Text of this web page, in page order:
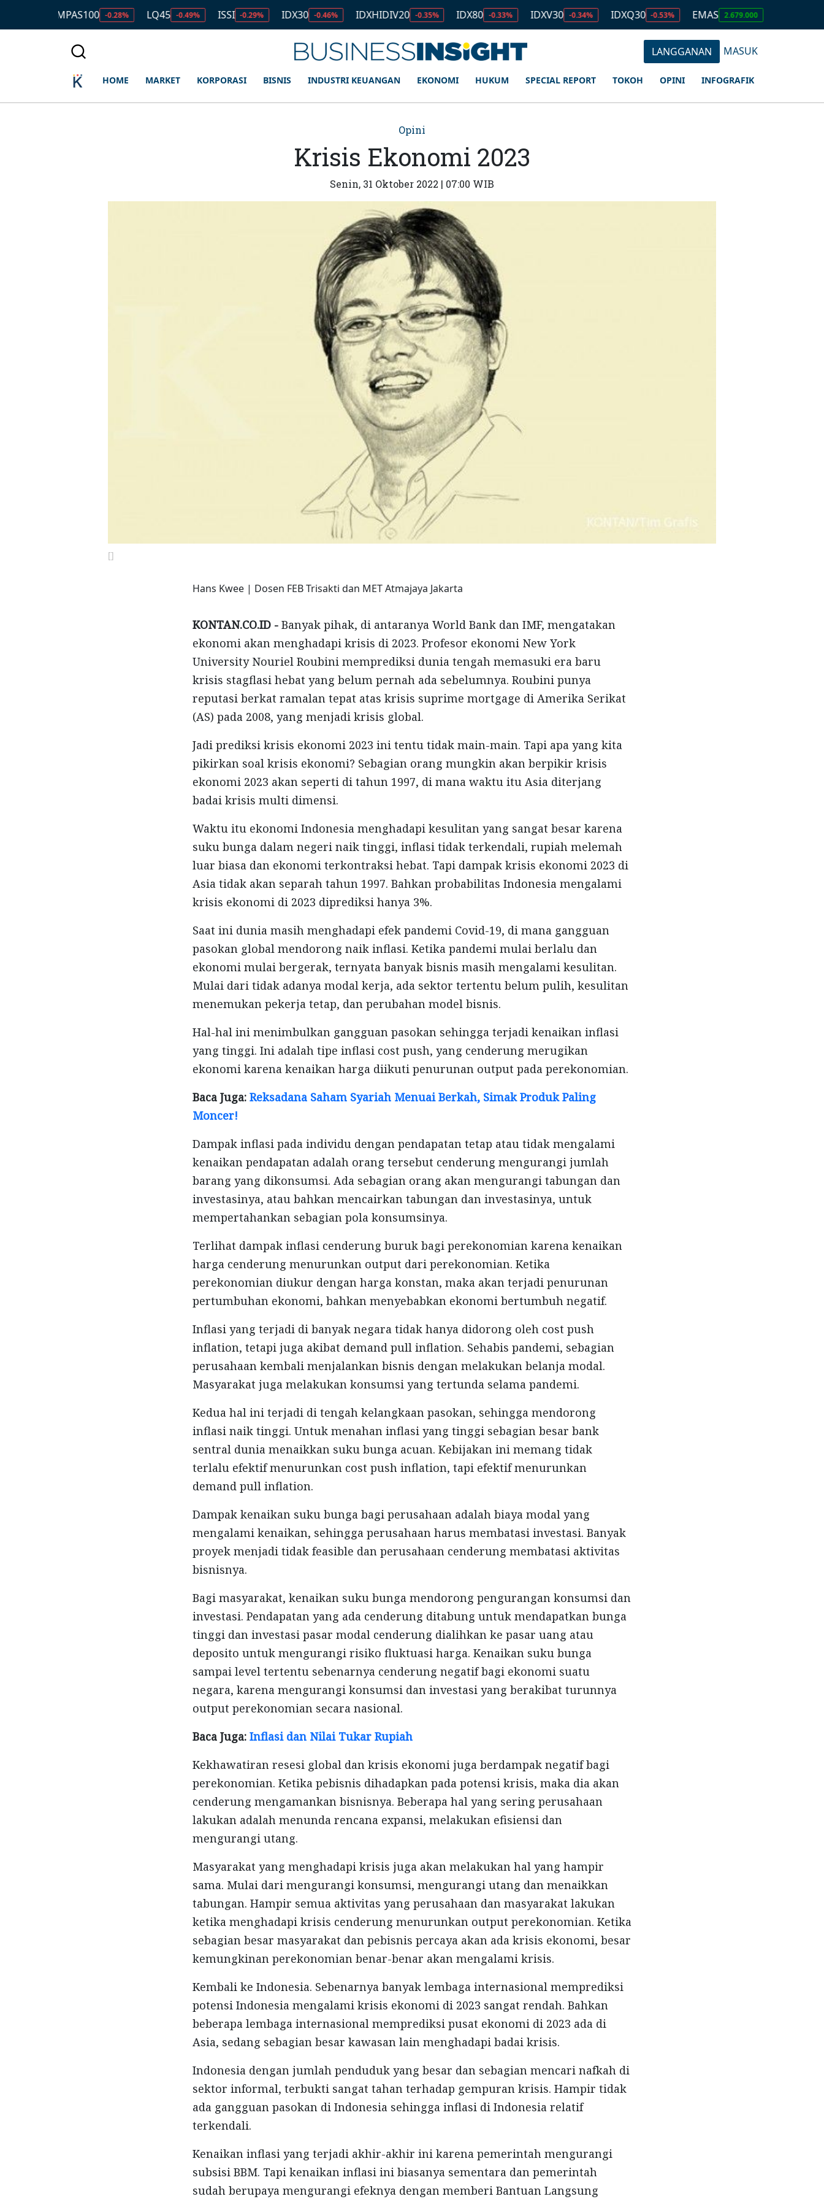
KOMPAS100 -0.28% LQ45 -0.49% ISSI -0.29% IDX30 -0.46% IDXHIDIV20 -0.35% IDX80 -0.33% IDXV30 -0.34% IDXQ30 -0.53% EMAS 2.679.000 USD/IDR
LANGGANAN MASUK
HOME MARKET KORPORASI BISNIS INDUSTRI KEUANGAN EKONOMI HUKUM SPECIAL REPORT TOKOH OPINI INFOGRAFIK
Opini
Krisis Ekonomi 2023
Senin, 31 Oktober 2022 | 07:00 WIB
[]
Hans Kwee | Dosen FEB Trisakti dan MET Atmajaya Jakarta
KONTAN.CO.ID - Banyak pihak, di antaranya World Bank dan IMF, mengatakan
ekonomi akan menghadapi krisis di 2023. Profesor ekonomi New York
University Nouriel Roubini memprediksi dunia tengah memasuki era baru
krisis stagflasi hebat yang belum pernah ada sebelumnya. Roubini punya
reputasi berkat ramalan tepat atas krisis suprime mortgage di Amerika Serikat
(AS) pada 2008, yang menjadi krisis global.
Jadi prediksi krisis ekonomi 2023 ini tentu tidak main-main. Tapi apa yang kita
pikirkan soal krisis ekonomi? Sebagian orang mungkin akan berpikir krisis
ekonomi 2023 akan seperti di tahun 1997, di mana waktu itu Asia diterjang
badai krisis multi dimensi.
Waktu itu ekonomi Indonesia menghadapi kesulitan yang sangat besar karena
suku bunga dalam negeri naik tinggi, inflasi tidak terkendali, rupiah melemah
luar biasa dan ekonomi terkontraksi hebat. Tapi dampak krisis ekonomi 2023 di
Asia tidak akan separah tahun 1997. Bahkan probabilitas Indonesia mengalami
krisis ekonomi di 2023 diprediksi hanya 3%.
Saat ini dunia masih menghadapi efek pandemi Covid-19, di mana gangguan
pasokan global mendorong naik inflasi. Ketika pandemi mulai berlalu dan
ekonomi mulai bergerak, ternyata banyak bisnis masih mengalami kesulitan.
Mulai dari tidak adanya modal kerja, ada sektor tertentu belum pulih, kesulitan
menemukan pekerja tetap, dan perubahan model bisnis.
Hal-hal ini menimbulkan gangguan pasokan sehingga terjadi kenaikan inflasi
yang tinggi. Ini adalah tipe inflasi cost push, yang cenderung merugikan
ekonomi karena kenaikan harga diikuti penurunan output pada perekonomian.
Baca Juga: Reksadana Saham Syariah Menuai Berkah, Simak Produk Paling
Moncer!
Dampak inflasi pada individu dengan pendapatan tetap atau tidak mengalami
kenaikan pendapatan adalah orang tersebut cenderung mengurangi jumlah
barang yang dikonsumsi. Ada sebagian orang akan mengurangi tabungan dan
investasinya, atau bahkan mencairkan tabungan dan investasinya, untuk
mempertahankan sebagian pola konsumsinya.
Terlihat dampak inflasi cenderung buruk bagi perekonomian karena kenaikan
harga cenderung menurunkan output dari perekonomian. Ketika
perekonomian diukur dengan harga konstan, maka akan terjadi penurunan
pertumbuhan ekonomi, bahkan menyebabkan ekonomi bertumbuh negatif.
Inflasi yang terjadi di banyak negara tidak hanya didorong oleh cost push
inflation, tetapi juga akibat demand pull inflation. Sehabis pandemi, sebagian
perusahaan kembali menjalankan bisnis dengan melakukan belanja modal.
Masyarakat juga melakukan konsumsi yang tertunda selama pandemi.
Kedua hal ini terjadi di tengah kelangkaan pasokan, sehingga mendorong
inflasi naik tinggi. Untuk menahan inflasi yang tinggi sebagian besar bank
sentral dunia menaikkan suku bunga acuan. Kebijakan ini memang tidak
terlalu efektif menurunkan cost push inflation, tapi efektif menurunkan
demand pull inflation.
Dampak kenaikan suku bunga bagi perusahaan adalah biaya modal yang
mengalami kenaikan, sehingga perusahaan harus membatasi investasi. Banyak
proyek menjadi tidak feasible dan perusahaan cenderung membatasi aktivitas
bisnisnya.
Bagi masyarakat, kenaikan suku bunga mendorong pengurangan konsumsi dan
investasi. Pendapatan yang ada cenderung ditabung untuk mendapatkan bunga
tinggi dan investasi pasar modal cenderung dialihkan ke pasar uang atau
deposito untuk mengurangi risiko fluktuasi harga. Kenaikan suku bunga
sampai level tertentu sebenarnya cenderung negatif bagi ekonomi suatu
negara, karena mengurangi konsumsi dan investasi yang berakibat turunnya
output perekonomian secara nasional.
Baca Juga: Inflasi dan Nilai Tukar Rupiah
Kekhawatiran resesi global dan krisis ekonomi juga berdampak negatif bagi
perekonomian. Ketika pebisnis dihadapkan pada potensi krisis, maka dia akan
cenderung mengamankan bisnisnya. Beberapa hal yang sering perusahaan
lakukan adalah menunda rencana expansi, melakukan efisiensi dan
mengurangi utang.
Masyarakat yang menghadapi krisis juga akan melakukan hal yang hampir
sama. Mulai dari mengurangi konsumsi, mengurangi utang dan menaikkan
tabungan. Hampir semua aktivitas yang perusahaan dan masyarakat lakukan
ketika menghadapi krisis cenderung menurunkan output perekonomian. Ketika
sebagian besar masyarakat dan pebisnis percaya akan ada krisis ekonomi, besar
kemungkinan perekonomian benar-benar akan mengalami krisis.
Kembali ke Indonesia. Sebenarnya banyak lembaga internasional memprediksi
potensi Indonesia mengalami krisis ekonomi di 2023 sangat rendah. Bahkan
beberapa lembaga internasional memprediksi pusat ekonomi di 2023 ada di
Asia, sedang sebagian besar kawasan lain menghadapi badai krisis.
Indonesia dengan jumlah penduduk yang besar dan sebagian mencari nafkah di
sektor informal, terbukti sangat tahan terhadap gempuran krisis. Hampir tidak
ada gangguan pasokan di Indonesia sehingga inflasi di Indonesia relatif
terkendali.
Kenaikan inflasi yang terjadi akhir-akhir ini karena pemerintah mengurangi
subsisi BBM. Tapi kenaikan inflasi ini biasanya sementara dan pemerintah
sudah berupaya mengurangi efeknya dengan memberi Bantuan Langsung